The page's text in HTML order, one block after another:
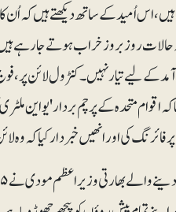
اس اُمید کے ساتھ دیکھتے ہیں کہ
روز بروز خراب ہوتے جارہے
کے لیے تیا ر نہیں۔ کنٹرول لائن
کہ اقوام متحدہ کے پرچم بردار
فائرنگ کی اور انھیں خبردار کیا کہ